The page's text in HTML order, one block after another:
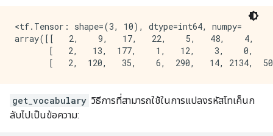
<tf.Tensor: shape=(3, 10), dtype=int64, numpy=
array([[   2,    9,   17,   22,    5,   48,    4,
[   2,   13,  177,    1,   12,    3,    0,
get_vocabulary วิธีการที่สามารถใช้ในการแปลงรหัสโทเค็นก
ลับไปเป็นข้อความ: